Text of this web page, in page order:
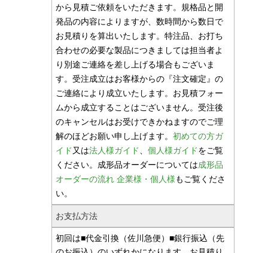
から見積ご依頼をいただきます。規格品と開
発品の内容によりますが、数時間から数日で
お見積りを算出いたします。特注品、お打ち
合わせの必要な製品につきましては担当者よ
り別途ご連絡を差し上げる場合もございま
す。受注成立はお客様からの『注文確定』の
ご連絡により成立いたします。お見積フォー
ムから成立することはございません。受注後
のキャンセルはお受けできかねますのでご理
解のほどお願い申し上げます。初めての方ガ
イド 又は法人様ガイド、個人様ガイドをご覧
ください。成形品オーダーについては成形品
オーダーの流れ 企業様・個人様もご覧くださ
い。
お支払方法
初回は■代金引換（佐川急便）■銀行振込（先